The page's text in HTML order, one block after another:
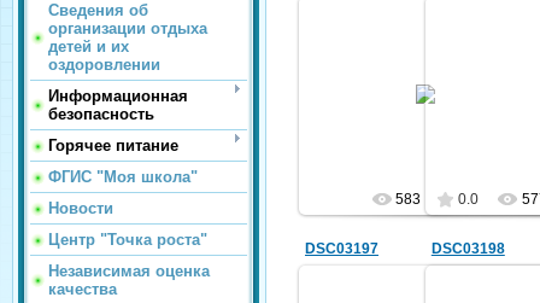
Сведения об
организации отдыха
детей и их
оздоровлении
Информационная
безопасность
Горячее питание
ФГИС "Моя школа"
Новости
Центр "Точка роста"
Независимая оценка
качества
583 0.0
DSC03197 DSC03198